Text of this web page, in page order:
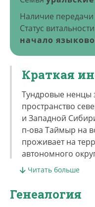
Наличие
Статус витальности
начало
Краткая
Тундровые ненцы
пространство
и Западной
п-ова Таймыр на
проживает на
автономного
Ямало-Ненецкого
Таймырского
Читать больше
Генеалогия